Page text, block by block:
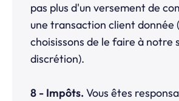
pas plus d'un versement de
une transaction client donnée
choisissons de le faire à notre
discrétion).
8 - Impôts. Vous êtes